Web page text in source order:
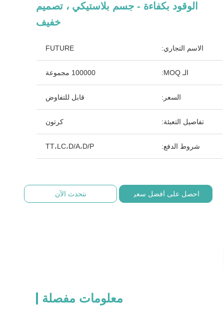
الوقود بكفاءة - جسم بلاستيكي ، تصميم
خفيف
الاسم التجاري: FUTURE
الـ MOQ: 100000 مجموعة
السعر: قابل للتفاوض
تفاصيل التعبئة: كرتون
شروط الدفع: TT،LC،D/A،D/P
احصل على أفضل سعر نتحدث الآن
معلومات مفصلة